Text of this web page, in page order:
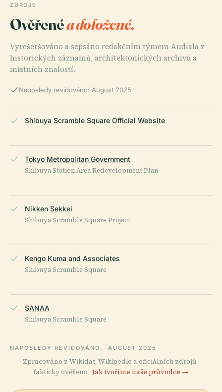
ZDROJE
Ověřenéa doložené.
Vyrešeršováno a sepsáno redakčním týmem Audiala z
historických záznamů, architektonických archivů a
místních znalostí.
Naposledy revidováno: August 2025
Shibuya Scramble Square Official Website
Tokyo Metropolitan Government
Shibuya Station Area Redevelopment Plan
Nikken Sekkei
Shibuya Scramble Square Project
Kengo Kuma and Associates
Shibuya Scramble Square
SANAA
Shibuya Scramble Square
NAPOSLEDY REVIDOVÁNO: AUGUST 2025
Zpracováno z Wikidat, Wikipedie a oficiálních zdrojů ·
fakticky ověřeno · Jak tvoříme naše průvodce →